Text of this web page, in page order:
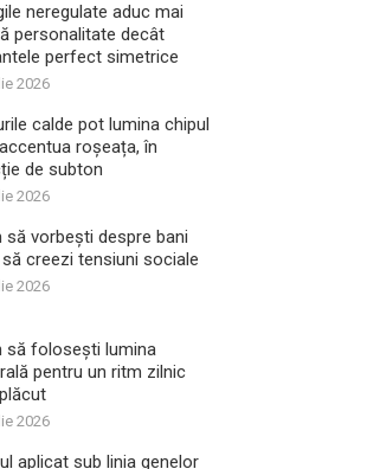
neregulate aduc mai
personalitate decât
perfect simetrice
2026
calde pot lumina chipul
roșeața, în
de subton
2026
să vorbești despre bani
creezi tensiuni sociale
2026
să folosești lumina
pentru un ritm zilnic
2026
aplicat sub linia genelor